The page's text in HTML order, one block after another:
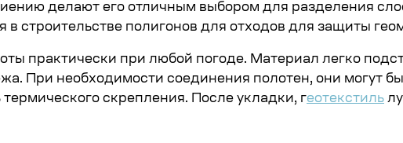
делают его отличным выбором для разделения
строительстве полигонов для отходов для защиты
практически при любой погоде. Материал легко
При необходимости соединения полотен, они могут
скрепления. После укладки, геотекстиль